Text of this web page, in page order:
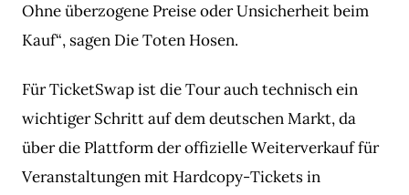
Ohne überzogene Preise oder Unsicherheit beim
Kauf“, sagen Die Toten Hosen.
Für TicketSwap ist die Tour auch technisch ein
wichtiger Schritt auf dem deutschen Markt, da
über die Plattform der offizielle Weiterverkauf für
Veranstaltungen mit Hardcopy-Tickets in